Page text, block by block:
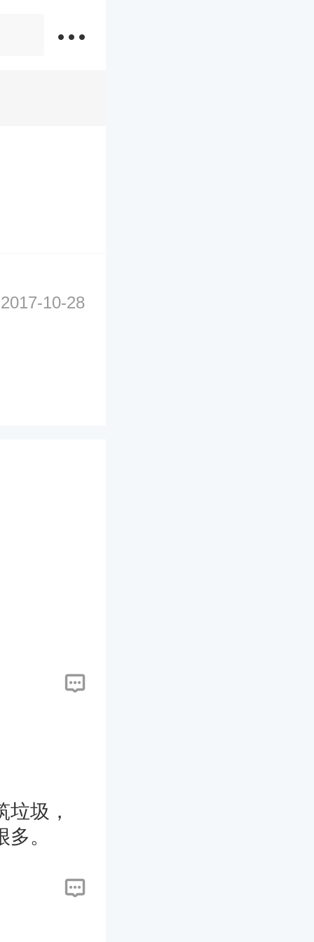
2017-10-28
圾，
。